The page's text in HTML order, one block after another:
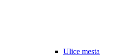
Ulice mesta